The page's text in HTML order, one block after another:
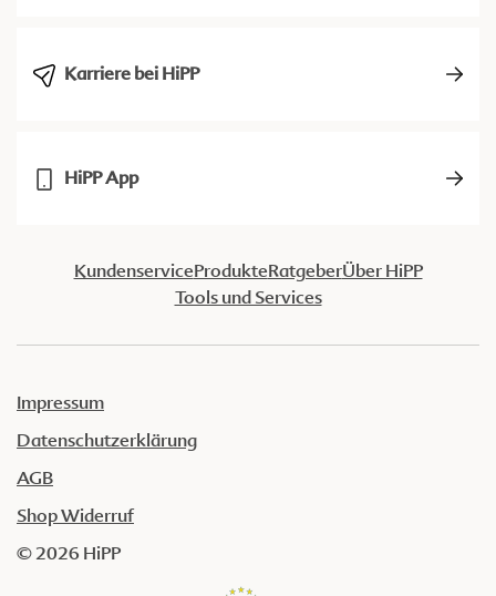
Karriere bei HiPP
HiPP App
KundenserviceProdukteRatgeberÜber HiPP
Tools und Services
Impressum
Datenschutzerklärung
AGB
Shop Widerruf
© 2026 HiPP